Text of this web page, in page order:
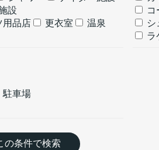
設
用品店
更衣室 温泉
コ
シ
ラ
駐車場